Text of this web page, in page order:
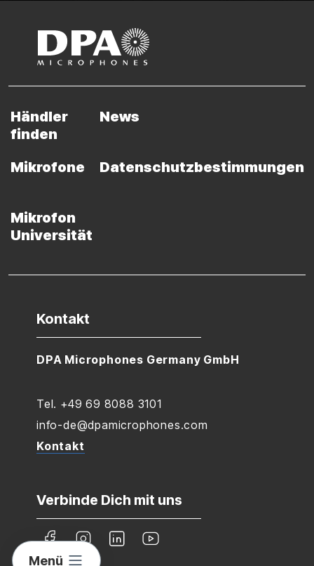
Menü
Händler
finden
News
Mikrofone Datenschutzbestimmungen
Mikrofon
Universität
Kontakt
DPA Microphones Germany GmbH
Tel. +49 69 8088 3101
info-de@dpamicrophones.com
Kontakt
Verbinde Dich mit uns